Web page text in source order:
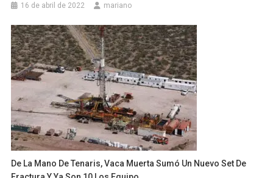
16 de abril de 2022 mariano
De La Mano De Tenaris, Vaca Muerta Sumó Un Nuevo Set De